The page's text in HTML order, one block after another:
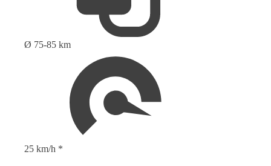
Ø 75-85 km
25 km/h *